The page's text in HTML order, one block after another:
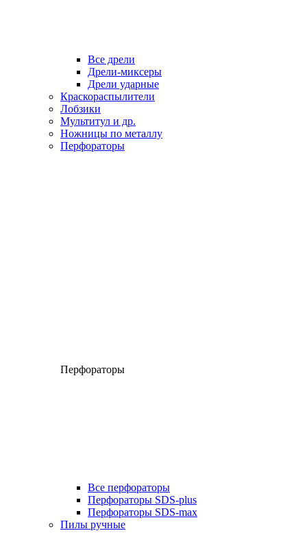
Все дрели
Дрели-миксеры
Дрели ударные
Краскораспылители
Лобзики
Мультитул и др.
Ножницы по металлу
Перфораторы
Перфораторы
Все перфораторы
Перфораторы SDS-plus
Перфораторы SDS-max
Пилы ручные